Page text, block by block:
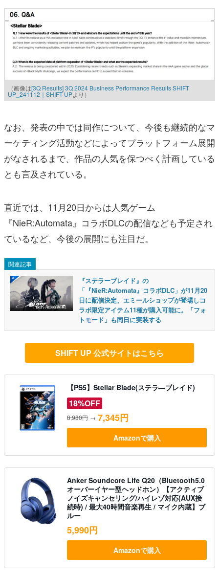
（画像は[3Q Results] 3Q 2024 Business Performance Results SHIFT
UP_241112｜SHIFT UPより）
なお、発表の中では同作について、今後も継続的なマ
ーケティング活動などによってプラットフォーム展開
がなされるまで、作品の人気を保つべく計画している
とも言及されている。
直近では、11月20日からは人気ゲーム
『NieR:Automata』コラボDLCの配信なども予定され
ているなど、今後の展開にも注目だ。
関連記事
『ステラーブレイド』の
「『NieR:Automata』コラボDLC」が11月20
日に配信決定、エミールショップが登場しコ
ラボ限定アイテム11種が購入可能に。「フォ
トモード」も同日に実装する
SHIFT UP 公式サイトはこちら
【PS5】Stellar Blade(ステラ―ブレイド)
18%OFF
8,980円 → 7,345円
Amazonで購入
Anker Soundcore Life Q20（Bluetooth5.0
オーバーイヤー型ヘッドホン）【アクティブ
ノイズキャンセリング/ハイレゾ対応(AUX接
続時) / 最大40時間音楽再生 / マイク内蔵】ブ
ルー
5,990円
Amazonで購入